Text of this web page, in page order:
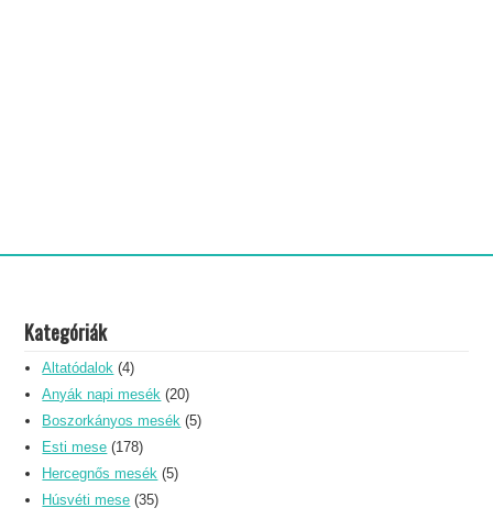
Kategóriák
Altatódalok (4)
Anyák napi mesék (20)
Boszorkányos mesék (5)
Esti mese (178)
Hercegnős mesék (5)
Húsvéti mese (35)